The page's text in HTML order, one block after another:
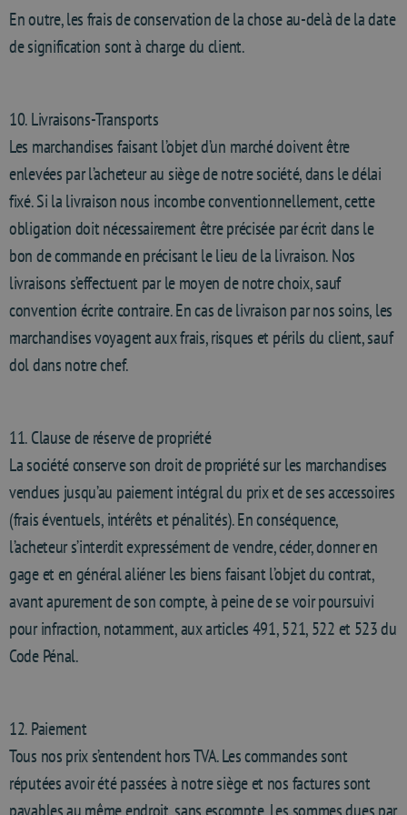
En outre, les frais de conservation de la chose au-delà de la date
de signification sont à charge du client.
10. Livraisons-Transports
Les marchandises faisant l’objet d’un marché doivent être
enlevées par l’acheteur au siège de notre société, dans le délai
fixé. Si la livraison nous incombe conventionnellement, cette
obligation doit nécessairement être précisée par écrit dans le
bon de commande en précisant le lieu de la livraison. Nos
livraisons s’effectuent par le moyen de notre choix, sauf
convention écrite contraire. En cas de livraison par nos soins, les
marchandises voyagent aux frais, risques et périls du client, sauf
dol dans notre chef.
11. Clause de réserve de propriété
La société conserve son droit de propriété sur les marchandises
vendues jusqu’au paiement intégral du prix et de ses accessoires
(frais éventuels, intérêts et pénalités). En conséquence,
l’acheteur s’interdit expressément de vendre, céder, donner en
gage et en général aliéner les biens faisant l’objet du contrat,
avant apurement de son compte, à peine de se voir poursuivi
pour infraction, notamment, aux articles 491, 521, 522 et 523 du
Code Pénal.
12. Paiement
Tous nos prix s’entendent hors TVA. Les commandes sont
réputées avoir été passées à notre siège et nos factures sont